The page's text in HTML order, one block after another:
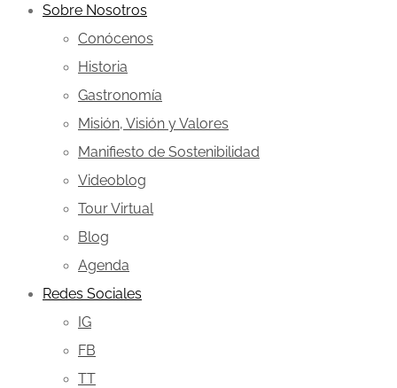
Sobre Nosotros
Conócenos
Historia
Gastronomía
Misión, Visión y Valores
Manifiesto de Sostenibilidad
Videoblog
Tour Virtual
Blog
Agenda
Redes Sociales
IG
FB
TT